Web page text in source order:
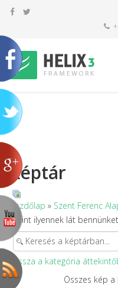
Képtár
Kezdőlap » Szent Ferenc
Bálint ilyennek lát bennünket
Vissza a kategória
Összes kép